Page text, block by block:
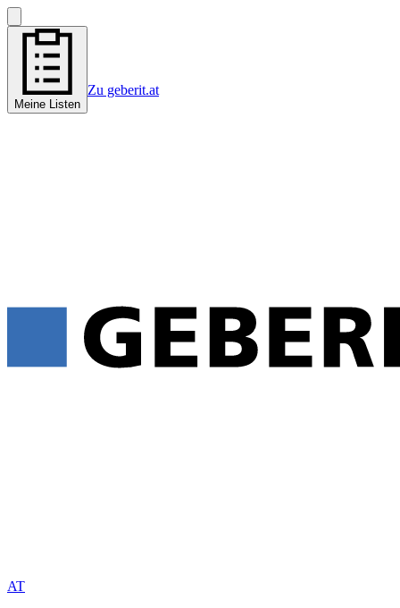
Meine Listen
Zu geberit.at
AT